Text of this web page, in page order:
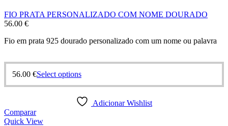
FIO PRATA PERSONALIZADO COM NOME DOURADO
56.00 €
Fio em prata 925 dourado personalizado com um nome ou palavra
56.00 €Select options
Adicionar Wishlist
Comparar
Quick View